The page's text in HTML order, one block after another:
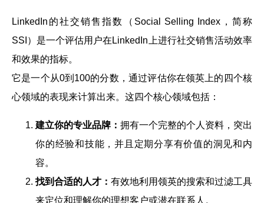
LinkedIn的社交销售指数（Social Selling Index，简称
SSI）是一个评估用户在LinkedIn上进行社交销售活动效率
和效果的指标。
它是一个从0到100的分数，通过评估你在领英上的四个核
心领域的表现来计算出来。这四个核心领域包括：
建立你的专业品牌： 拥有一个完整的个人资料，突出
你的经验和技能，并且定期分享有价值的洞见和内
容。
找到合适的人才： 有效地利用领英的搜索和过滤工具
来定位和理解你的理想客户或潜在联系人。